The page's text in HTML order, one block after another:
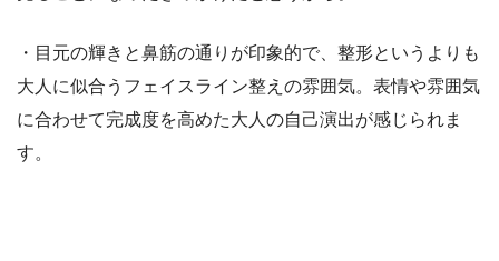
・目元の輝きと鼻筋の通りが印象的で、整形というよりも
大人に似合うフェイスライン整えの雰囲気。表情や雰囲気
に合わせて完成度を高めた大人の自己演出が感じられま
す。